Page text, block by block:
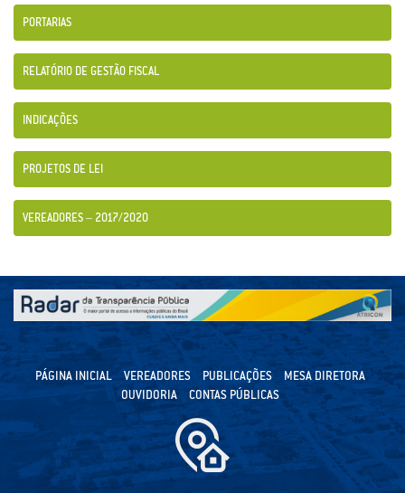
PORTARIAS
RELATÓRIO DE GESTÃO FISCAL
INDICAÇÕES
PROJETOS DE LEI
VEREADORES – 2017/2020
PÁGINA INICIAL VEREADORES PUBLICAÇÕES
MESA DIRETORA
OUVIDORIA
CONTAS PÚBLICAS